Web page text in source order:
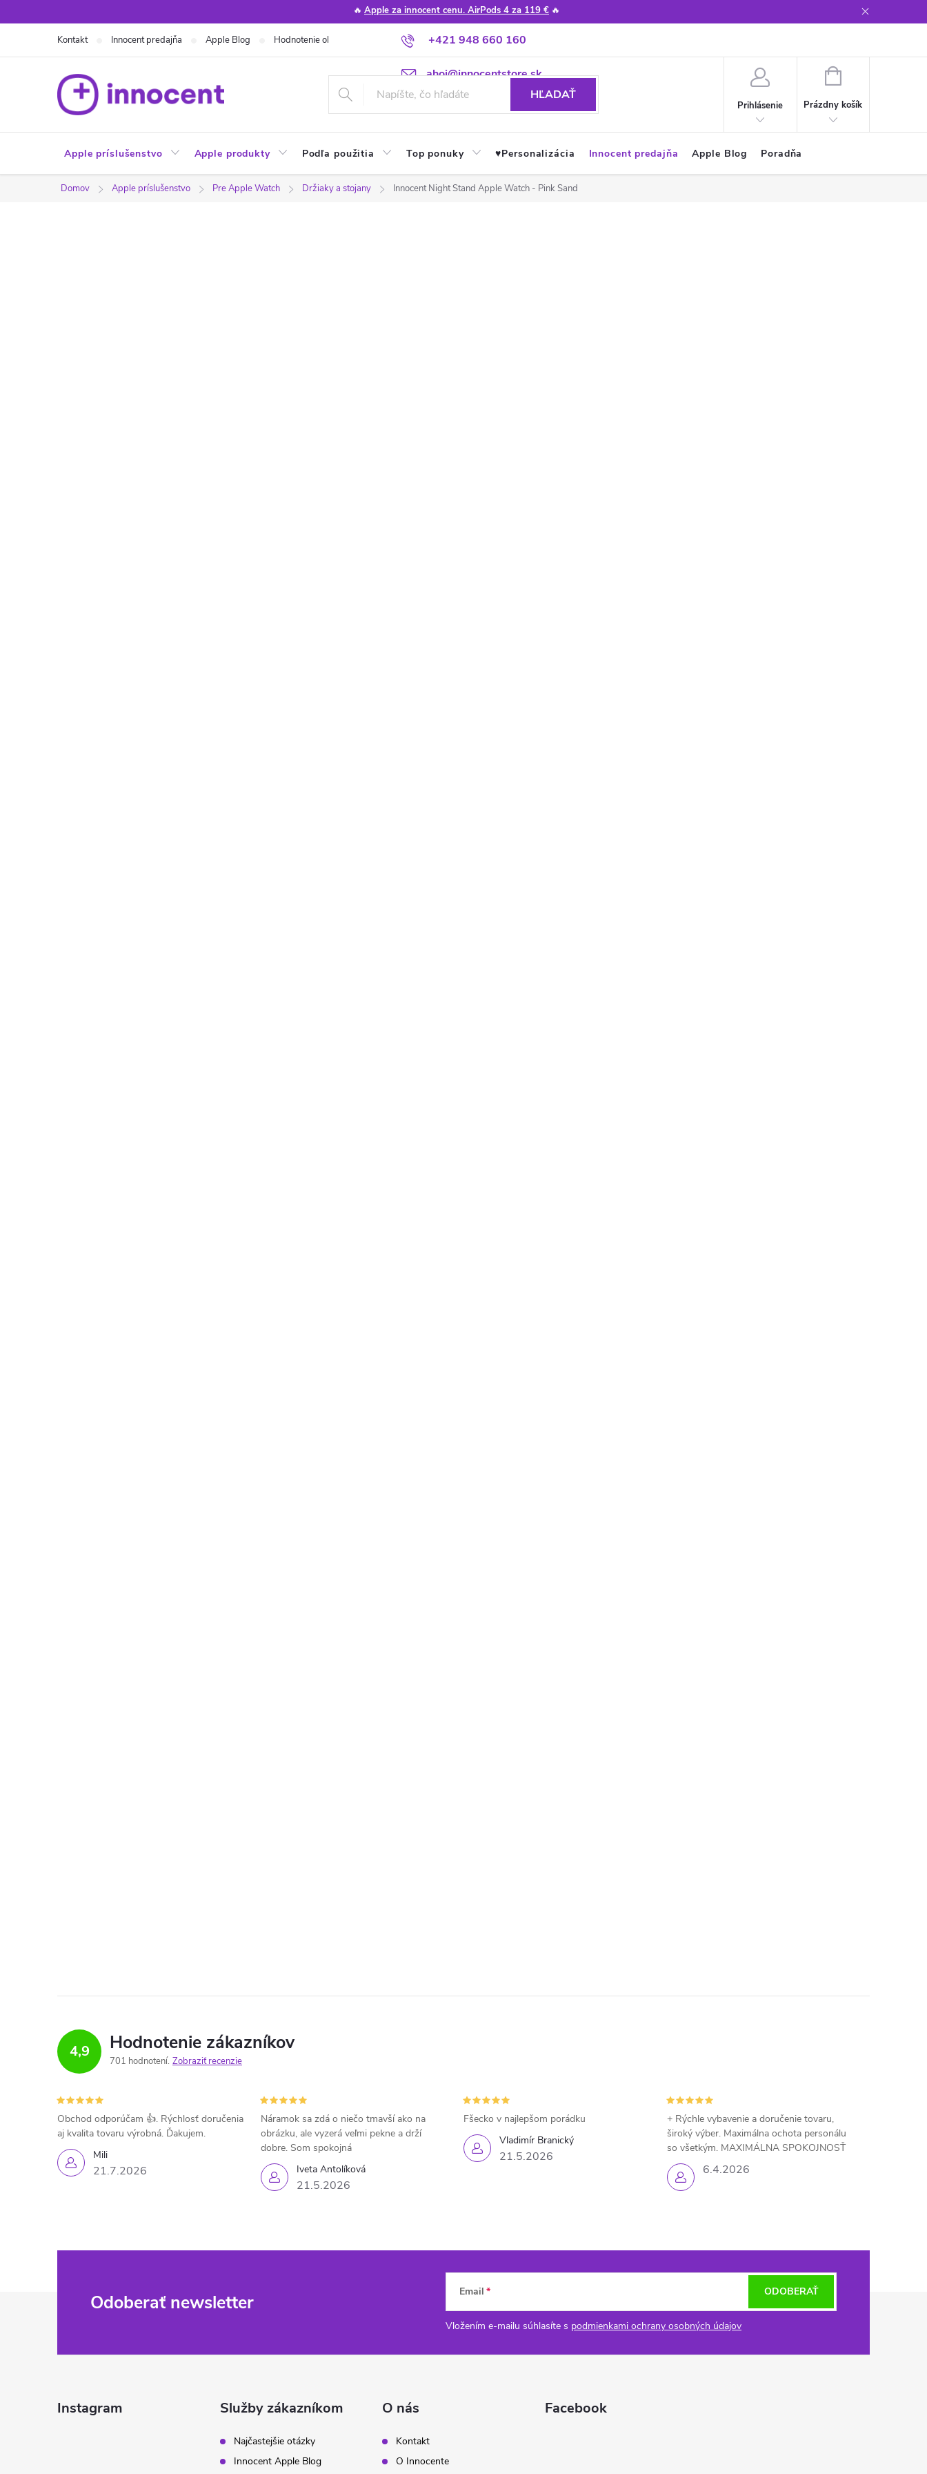
na
🔥 Apple za innocent cenu. AirPods 4 za 119 € 🔥
+421 948 660 160
ahoj@innocentstore.sk
Kontakt Innocent predajňa Apple Blog Hodnotenie obchodu Poradňa Apple návody a tipy
HĽADAŤ
Prihlásenie
NÁKUPNÝ
Prázdny košík
Apple príslušenstvo Apple produkty Podľa použitia Top ponuky ♥︎Personalizácia Innocent predajňa Apple Blog Poradňa
Domov Apple príslušenstvo Pre Apple Watch Držiaky a stojany Innocent Night Stand Apple Watch - Pink Sand
4,9 Hodnotenie zákazníkov
701 hodnotení Zobraziť recenzie
Mili
21.7.2026
Obchod odporúčam 👍. Rýchlosť doručenia
aj kvalita tovaru výrobná. Ďakujem.
Iveta Antolíková
21.5.2026
Náramok sa zdá o niečo tmavší ako na
obrázku, ale vyzerá veľmi pekne a drží
dobre. Som spokojná
Vladimír Branický
21.5.2026
Fšecko v najlepšom porádku
6.4.2026
+ Rýchle vybavenie a doručenie tovaru,
široký výber. Maximálna ochota personálu
so všetkým. MAXIMÁLNA SPOKOJNOSŤ
Odoberať newsletter Email
Vložením e-mailu súhlasíte s podmienkami ochrany osobných údajov
ODOBERAŤ
Instagram Služby zákazníkom
Najčastejšie otázky
Innocent Apple Blog
O nás
Kontakt
O Innocente
Facebook